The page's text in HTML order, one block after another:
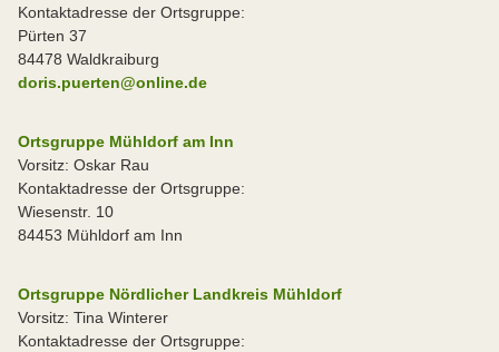
Kontaktadresse der Ortsgruppe:
Pürten 37
84478 Waldkraiburg
doris.puerten@online.de
Ortsgruppe Mühldorf am Inn
Vorsitz: Oskar Rau
Kontaktadresse der Ortsgruppe:
Wiesenstr. 10
84453 Mühldorf am Inn
Ortsgruppe Nördlicher Landkreis Mühldorf
Vorsitz: Tina Winterer
Kontaktadresse der Ortsgruppe: